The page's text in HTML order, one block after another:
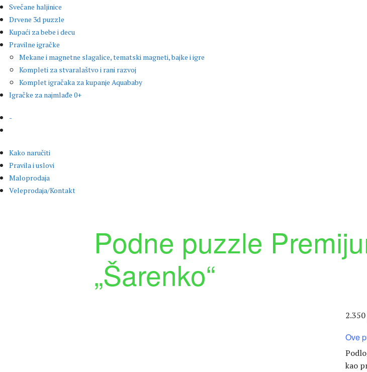
Svečane haljinice
Drvene 3d puzzle
Kupaći za bebe i decu
Pravilne igračke
Mekane i magnetne slagalice, tematski magneti, bajke i igre
Kompleti za stvaralaštvo i rani razvoj
Komplet igračaka za kupanje Aquababy
Igračke za najmlađe 0+
-
Kako naručiti
Pravila i uslovi
Maloprodaja
Veleprodaja/Kontakt
Podne puzzle
„Šarenko“
2.350
Ove
kao